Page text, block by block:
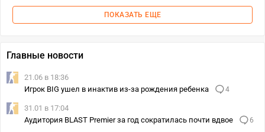
ПОКАЗАТЬ ЕЩЕ
Главные новости
21.06 в 18:36
Игрок BIG ушел в инактив из-за рождения ребенка
4
31.01 в 17:04
Аудитория BLAST Premier за год сократилась почти вдвое
6